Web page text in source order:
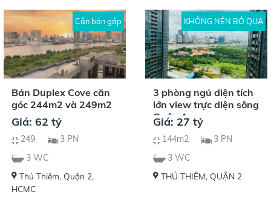
Cần bán gấp
Bán Duplex Cove căn
góc 244m2 và 249m2
Giá: 62 tỷ
249
3 PN
3 WC
Thủ Thiêm, Quận 2,
HCMC
KHÔNG NÊN BỎ QUA
3 phòng ngủ diện tích
lớn view trực diện sông
Quận 1
Giá: 27 tỷ
144m2
3 PN
3 WC
THỦ THIÊM, QUẬN 2